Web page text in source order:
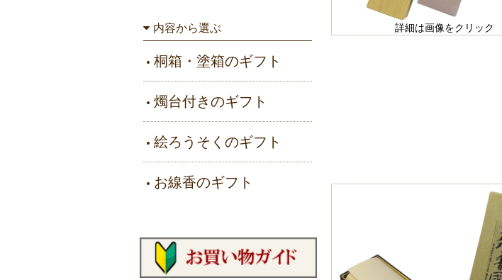
内容から選ぶ
桐箱・塗箱のギフト
燭台付きのギフト
絵ろうそくのギフト
お線香のギフト
詳細は画像をクリック